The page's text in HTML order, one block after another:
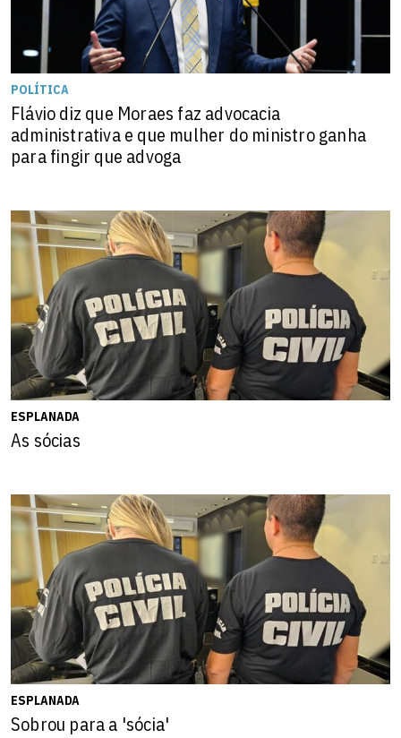
POLÍTICA
Flávio diz que Moraes faz advocacia
administrativa e que mulher do ministro ganha
para fingir que advoga
ESPLANADA
As sócias
ESPLANADA
Sobrou para a 'sócia'